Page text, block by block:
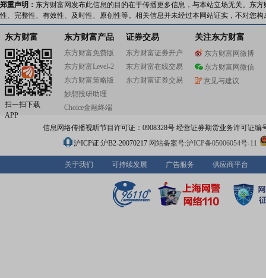
郑重声明： 东方财富网发布此信息的目的在于传播更多信息，与本站立场无关。东
性、完整性、有效性、及时性、原创性等。相关信息并未经过本网站证实，不对您
东方财富
扫一扫下载
APP
东方财富产品
东方财富免费版
东方财富Level-2
东方财富策略版
妙想投研助理
Choice金融终端
证券交易
东方财富证券开户
东方财富在线交易
东方财富证券交易
关注东方财富
东方财富网微博
东方财富网微信
意见与建议
信息网络传播视听节目许可证：0908328号 经营证券期货业务许可证编
沪ICP证:沪B2-20070217 网站备案号:沪ICP备05006054号-11
关于我们 可持续发展 广告服务 供应商平台